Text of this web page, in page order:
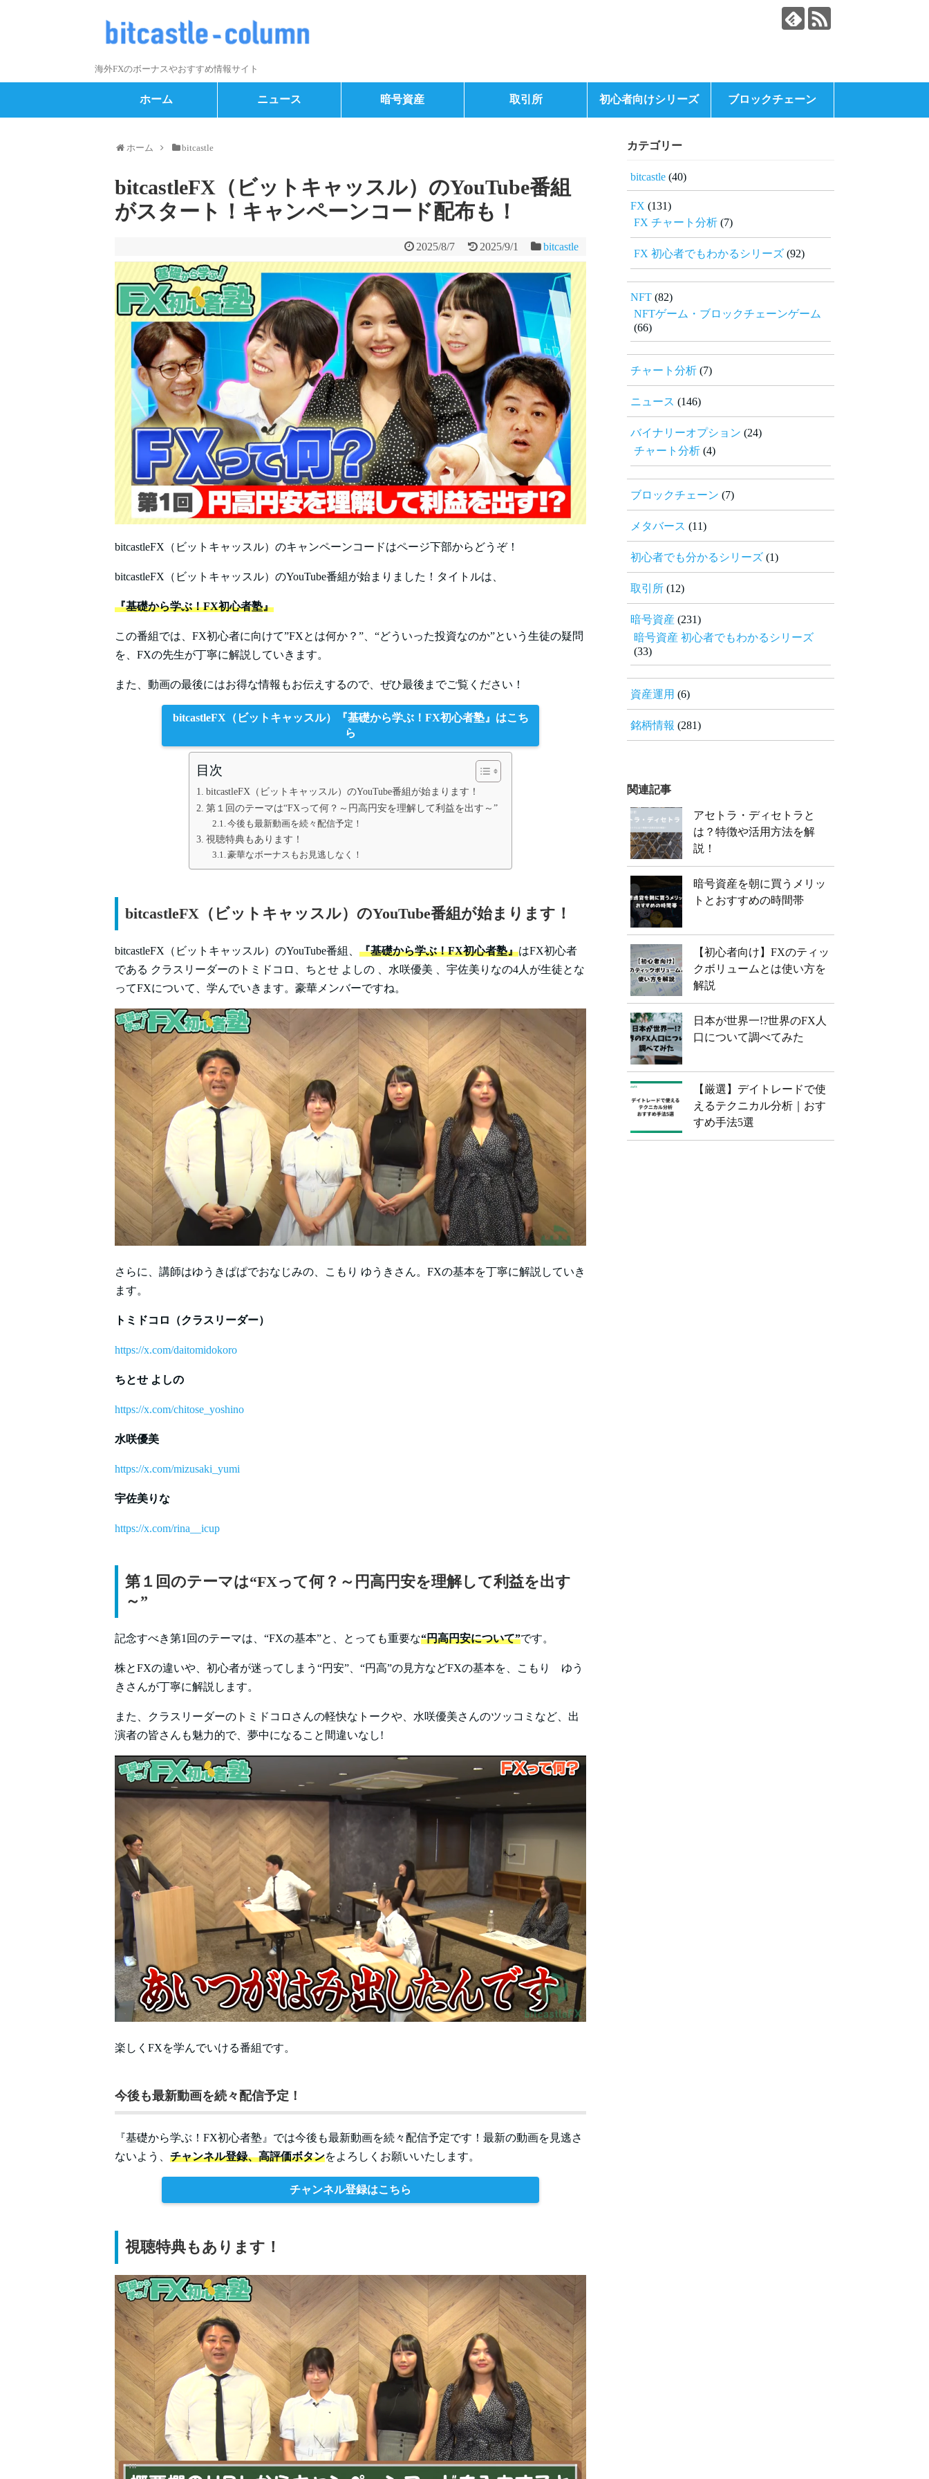
海外FXのボーナスやおすすめ情報サイト
ホーム ニュース 暗号資産 取引所 初心者向けシリーズ ブロックチェーン
ホーム bitcastle
bitcastleFX（ビットキャッスル）のYouTube番組
がスタート！キャンペーンコード配布も！
2025/8/7 2025/9/1 bitcastle
bitcastleFX（ビットキャッスル）のキャンペーンコードはページ下部からどうぞ！
bitcastleFX（ビットキャッスル）のYouTube番組が始まりました！タイトルは、
『基礎から学ぶ！FX初心者塾』
この番組では、FX初心者に向けて”FXとは何か？”、“どういった投資なのか”という生徒の疑問
を、FXの先生が丁寧に解説していきます。
また、動画の最後にはお得な情報もお伝えするので、ぜひ最後までご覧ください！
bitcastleFX（ビットキャッスル）『基礎から学ぶ！FX初心者塾』はこち
ら
目次
bitcastleFX（ビットキャッスル）のYouTube番組が始まります！
第１回のテーマは“FXって何？～円高円安を理解して利益を出す～”
今後も最新動画を続々配信予定！
視聴特典もあります！
豪華なボーナスもお見逃しなく！
bitcastleFX（ビットキャッスル）のYouTube番組が始まります！
bitcastleFX（ビットキャッスル）のYouTube番組、 『基礎から学ぶ！FX初心者塾』はFX初心者
である クラスリーダーのトミドコロ、ちとせ よしの 、水咲優美 、宇佐美りなの4人が生徒とな
ってFXについて、学んでいきます。豪華メンバーですね。
さらに、講師はゆうきぱぱでおなじみの、こもり ゆうきさん。FXの基本を丁寧に解説していき
ます。
トミドコロ（クラスリーダー）
https://x.com/daitomidokoro
ちとせ よしの
https://x.com/chitose_yoshino
水咲優美
https://x.com/mizusaki_yumi
宇佐美りな
https://x.com/rina__icup
第１回のテーマは“FXって何？～円高円安を理解して利益を出す
～”
記念すべき第1回のテーマは、“FXの基本”と、とっても重要な“円高円安について”です。
株とFXの違いや、初心者が迷ってしまう“円安”、“円高”の見方などFXの基本を、こもり ゆう
きさんが丁寧に解説します。
また、クラスリーダーのトミドコロさんの軽快なトークや、水咲優美さんのツッコミなど、出
演者の皆さんも魅力的で、夢中になること間違いなし!
楽しくFXを学んでいける番組です。
今後も最新動画を続々配信予定！
『基礎から学ぶ！FX初心者塾』では今後も最新動画を続々配信予定です！最新の動画を見逃さ
ないよう、 チャンネル登録、高評価ボタンをよろしくお願いいたします。
チャンネル登録はこちら
視聴特典もあります！
カテゴリー
bitcastle (40)
FX (131)
FX チャート分析 (7)
FX 初心者でもわかるシリーズ (92)
NFT (82)
NFTゲーム・ブロックチェーンゲーム
(66)
チャート分析 (7)
ニュース (146)
バイナリーオプション (24)
チャート分析 (4)
ブロックチェーン (7)
メタバース (11)
初心者でも分かるシリーズ (1)
取引所 (12)
暗号資産 (231)
暗号資産 初心者でもわかるシリーズ
(33)
資産運用 (6)
銘柄情報 (281)
関連記事
アセトラ・ディセトラと
は？特徴や活用方法を解
説！
暗号資産を朝に買うメリッ
トとおすすめの時間帯
【初心者向け】FXのティッ
クボリュームとは使い方を
解説
日本が世界一!?世界のFX人
口について調べてみた
【厳選】デイトレードで使
えるテクニカル分析｜おす
すめ手法5選